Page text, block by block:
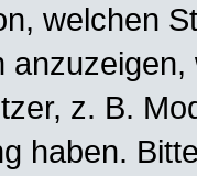
welchen
z. B.
haben.